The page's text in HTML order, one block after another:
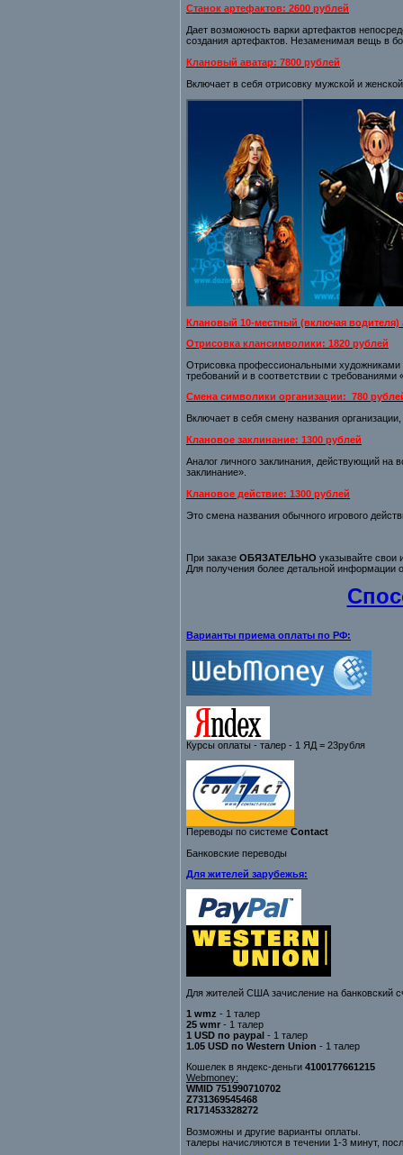
Станок артефактов: 2600 рублей
Дает возможность варки артефактов
создания артефактов. Незаменимая вещь в
Клановый аватар: 7800 рублей
Включает в себя отрисовку мужской и
Клановый 10-местный (включая водителя)
Отрисовка клансимволики: 1820 рублей
Отрисовка профессиональными художниками
требований и в соответствии с требованиями
Смена символики организации: 780
Включает в себя смену названия
Клановое заклинание: 1300 рублей
Аналог личного заклинания, действующий на
заклинание».
Клановое действие: 1300 рублей
Это смена названия обычного игрового
При заказе ОБЯЗАТЕЛЬНО указывайте свои
Для получения более детальной информации
Варианты приема оплаты по РФ:
Курсы оплаты - талер - 1 ЯД = 23рубля
Переводы по системе Contact
Банковские переводы
Для жителей зарубежья:
Для жителей США зачисление на банковский
1 wmz - 1 талер
25 wmr - 1 талер
1 USD по paypal - 1 талер
1.05 USD по Western Union - 1 талер
Кошелек в яндекс-деньги 4100177661215
Webmoney:
WMID 751990710702
Z731369545468
R171453328272
Возможны и другие варианты оплаты.
талеры начисляются в течении 1-3 минут,